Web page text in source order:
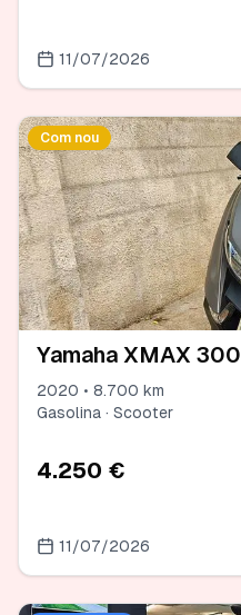
11/07/2026
Com nou
Yamaha XMAX 300
2020 • 8.700 km
Gasolina · Scooter
4.250 €
11/07/2026